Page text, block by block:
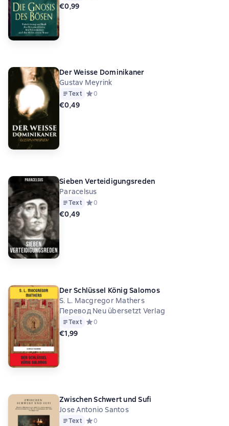
€0,99
Der Weisse Dominikaner
Gustav Meyrink
Text Средний рейтинг 0 на основе 0 оценок
0
€0,49
Sieben Verteidigungsreden
Paracelsus
Text Средний рейтинг 0 на основе 0 оценок
0
€0,49
Der Schlüssel König Salomos
S. L. Macgregor Mathers
Перевод Neu übersetzt Verlag
Text Средний рейтинг 0 на основе 0 оценок
0
€1,99
Zwischen Schwert und Sufi
Jose Antonio Santos
Text Средний рейтинг 0 на основе 0 оценок
0